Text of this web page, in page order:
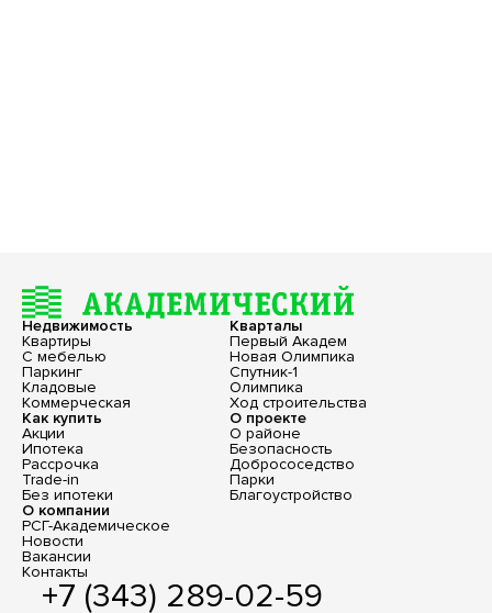
Недвижимость
Квартиры
С мебелью
Паркинг
Кладовые
Коммерческая
Кварталы
Первый Академ
Новая Олимпика
Спутник-1
Олимпика
Ход строительства
Как купить
Акции
Ипотека
Рассрочка
Trade-in
Без ипотеки
О проекте
О районе
Безопасность
Добрососедство
Парки
Благоустройство
О компании
РСГ-Академическое
Новости
Вакансии
Контакты
+7 (343) 289-02-59